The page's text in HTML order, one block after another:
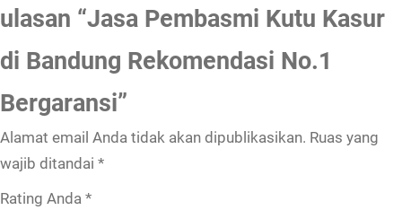
ulasan “Jasa Pembasmi Kutu Kasur
di Bandung Rekomendasi No.1
Bergaransi”
Alamat email Anda tidak akan dipublikasikan. Ruas yang
wajib ditandai *
Rating Anda *